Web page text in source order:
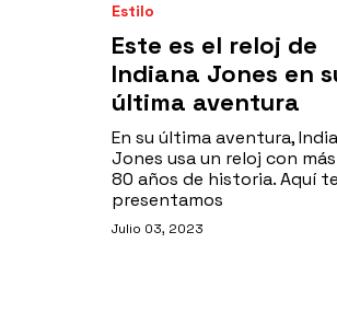
Estilo
Este es el reloj de
Indiana Jones en
última aventura
En su última aventura,
Jones usa un reloj con
80 años de historia. Aquí
presentamos
Julio 03, 2023